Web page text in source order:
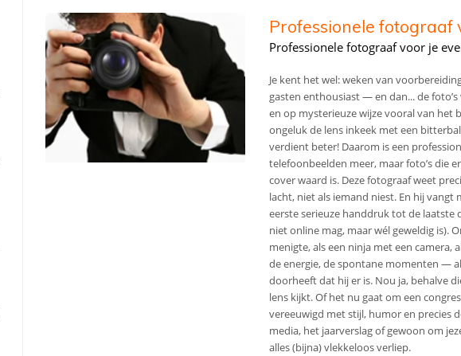
Professionele fotograaf
Professionele fotograaf voor je
Je kent het wel: weken van
gasten enthousiast — en dan... de
en op mysterieuze wijze vooral van het
ongeluk de lens inkeek met een
verdient beter! Daarom is een
telefoonbeelden meer, maar foto’s die
cover waard is. Deze fotograaf weet
lacht, niet als iemand niest. En hij
eerste serieuze handdruk tot de laatste
niet online mag, maar wél geweldig is).
menigte, als een ninja met een camera,
de energie, de spontane momenten —
doorheeft dat hij er is. Nou ja, behalve
lens kijkt. Of het nu gaat om een
vereeuwigd met stijl, humor en precies
media, het jaarverslag of gewoon om
alles (bijna) vlekkeloos verliep.